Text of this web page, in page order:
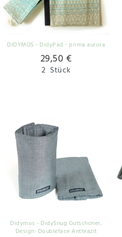
DIDYMOS - DidyPad - prima aurora
29,50 €
2 Stück
Didymos - DidySnug Gutschoner,
Design: Doubleface Anthrazit